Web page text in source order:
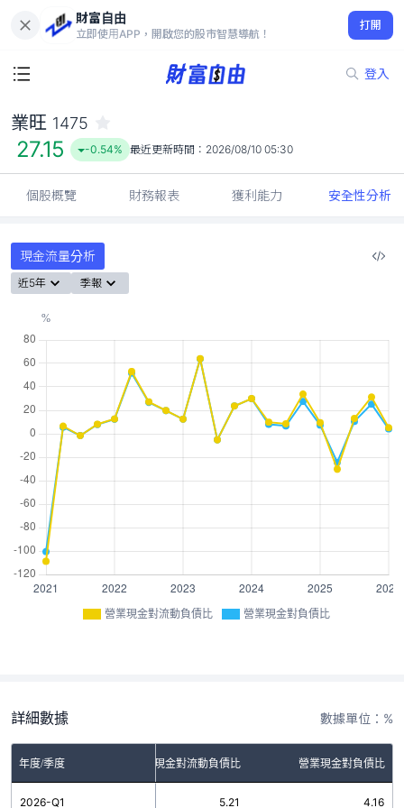
財富自由
立即使用APP，開啟您的股市智慧導航！
打開
登入
27.15
-0.54%
業旺 1475
27.15 -0.54% 最近更新時間： 2026/08/10 05:30
個股概覽 財務報表 獲利能力 安全性分析
現金流量分析
近5年 季報
營業現金對流動負債比 營業現金對負債比
詳細數據 數據單位：%
年度/季度 營業現金對流動負債比 營業現金對負債比
2026-Q1 5.21 4.16